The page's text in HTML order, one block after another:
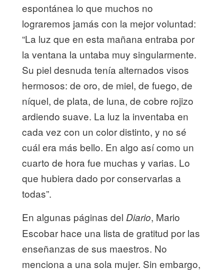
espontánea lo que muchos no
lograremos jamás con la mejor voluntad:
“La luz que en esta mañana entraba por
la ventana la untaba muy singularmente.
Su piel desnuda tenía alternados visos
hermosos: de oro, de miel, de fuego, de
níquel, de plata, de luna, de cobre rojizo
ardiendo suave. La luz la inventaba en
cada vez con un color distinto, y no sé
cuál era más bello. En algo así como un
cuarto de hora fue muchas y varias. Lo
que hubiera dado por conservarlas a
todas”.
En algunas páginas del Diario, Mario
Escobar hace una lista de gratitud por las
enseñanzas de sus maestros. No
menciona a una sola mujer. Sin embargo,